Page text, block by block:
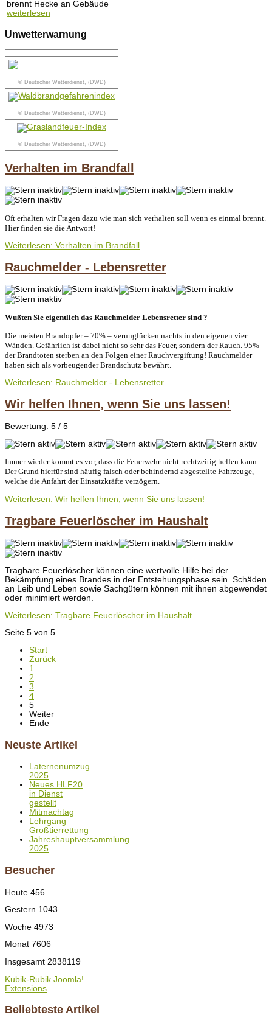
brennt Hecke an Gebäude
weiterlesen
Unwetterwarnung
© Deutscher Wetterdienst, (DWD)
© Deutscher Wetterdienst, (DWD)
© Deutscher Wetterdienst, (DWD)
Verhalten im Brandfall
Oft erhalten wir Fragen dazu wie man sich verhalten soll wenn es einmal brennt.
Hier finden sie die Antwort!
Weiterlesen: Verhalten im Brandfall
Rauchmelder - Lebensretter
Wußten Sie eigentlich das Rauchmelder Lebensretter sind ?
Die meisten Brandopfer – 70% – verunglücken nachts in den eigenen vier
Wänden. Gefährlich ist dabei nicht so sehr das Feuer, sondern der Rauch. 95%
der Brandtoten sterben an den Folgen einer Rauchvergiftung! Rauchmelder
haben sich als vorbeugender Brandschutz bewährt.
Weiterlesen: Rauchmelder - Lebensretter
Wir helfen Ihnen, wenn Sie uns lassen!
Bewertung: 5 / 5
Immer wieder kommt es vor, dass die Feuerwehr nicht rechtzeitig helfen kann.
Der Grund hierfür sind häufig falsch oder behindernd abgestellte Fahrzeuge,
welche die Anfahrt der Einsatzkräfte verzögern.
Weiterlesen: Wir helfen Ihnen, wenn Sie uns lassen!
Tragbare Feuerlöscher im Haushalt
Tragbare Feuerlöscher können eine wertvolle Hilfe bei der
Bekämpfung eines Brandes in der Entstehungsphase sein. Schäden
an Leib und Leben sowie Sachgütern können mit ihnen abgewendet
oder minimiert werden.
Weiterlesen: Tragbare Feuerlöscher im Haushalt
Seite 5 von 5
Start
Zurück
1
2
3
4
5
Weiter
Ende
Neuste Artikel
Laternenumzug
2025
Neues HLF20
in Dienst
gestellt
Mitmachtag
Lehrgang
Großtierrettung
Jahreshauptversammlung
2025
Besucher
Heute 456
Gestern 1043
Woche 4973
Monat 7606
Insgesamt 2838119
Kubik-Rubik Joomla!
Extensions
Beliebteste Artikel